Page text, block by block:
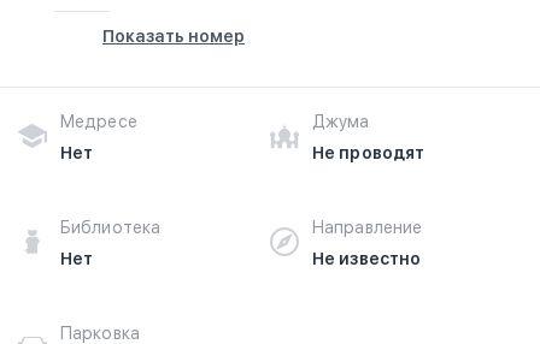
Показать номер
Медресе
Нет
Джума
Не проводят
Библиотека
Нет
Направление
Не известно
Парковка